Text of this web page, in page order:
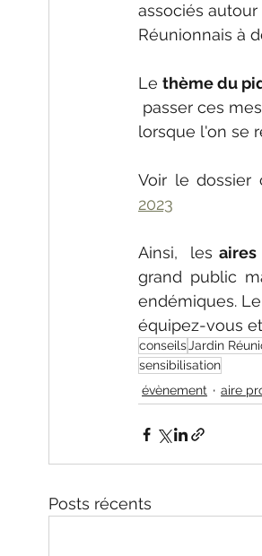
associés
Réunionnais à
Le thème du
passer ces
lorsque l'on se
Voir le dossier
2023
Ainsi,  les aires
grand public
endémiques.
équipez-vous
conseils Jardin
sensibilisation
évènement
aire
Posts récents